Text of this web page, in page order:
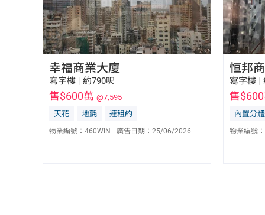
區建華 Albert Au
幸福商業大廈
寫字樓 約790呎
售$600萬 @7,595
天花
地氈 連租約
物業編號： 460WIN 廣告日期： 25/06/2026
恒邦
寫字樓
售
內置分
物業編號：